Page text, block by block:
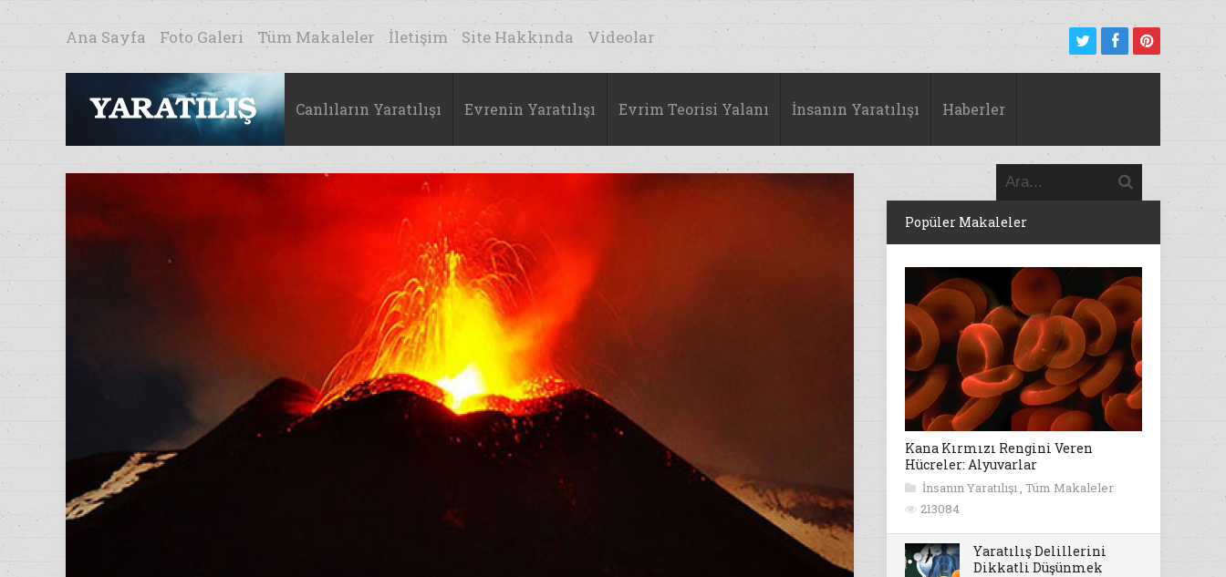
Ana Sayfa Foto Galeri Tüm Makaleler İletişim Site Hakkında Videolar
Canlıların Yaratılışı Evrenin Yaratılışı Evrim Teorisi Yalanı İnsanın Yaratılışı Haberler
Popüler Makaleler
Kana Kırmızı Rengini Veren
Hücreler: Alyuvarlar
İnsanın Yaratılışı , Tüm Makaleler
213084
Yaratılış Delillerini
Dikkatli Düşünmek